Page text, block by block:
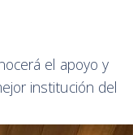
el apoyo y
institución del